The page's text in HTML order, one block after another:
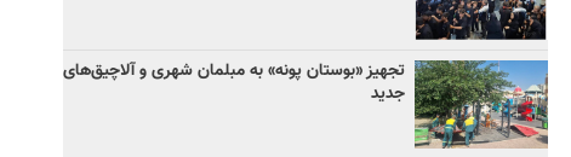
تجهیز «بوستان پونه» به مبلمان شهری و آلاچیق‌های
جدید